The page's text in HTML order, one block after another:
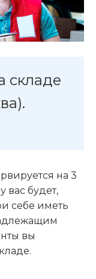
складе
на 3
вас будет,
себе иметь
вы